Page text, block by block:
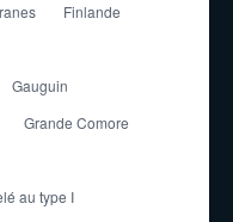
Finlande
Gauguin
Grande Comore
au type I